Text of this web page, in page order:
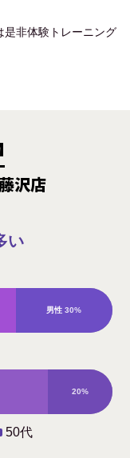
是非体験トレーニング
沢店
い
男性 30%
20% 0%
50代